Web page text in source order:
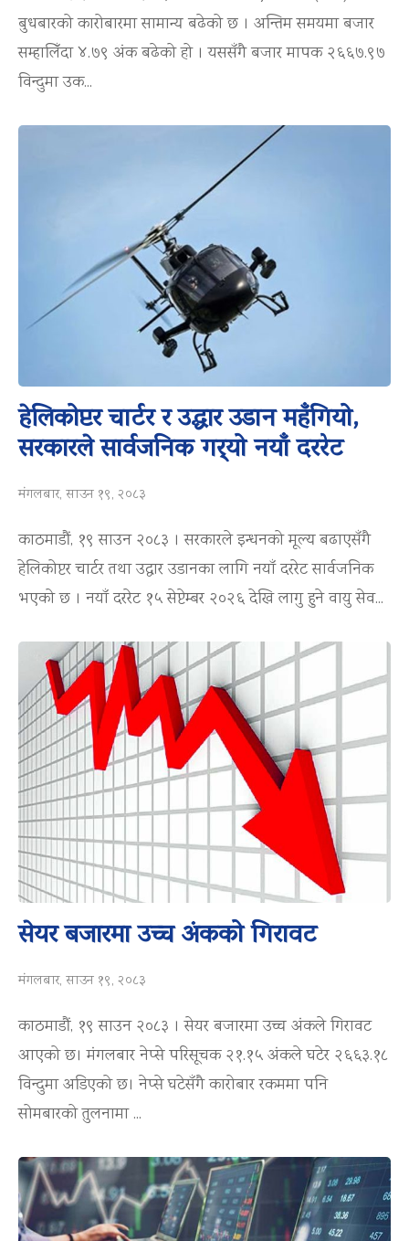
बुधबारको कारोबारमा सामान्य बढेको छ । अन्तिम समयमा बजार
सम्हालिँदा ४.७९ अंक बढेको हो । यससँगै बजार मापक २६६७.९७
विन्दुमा उक...
हेलिकोप्टर चार्टर र उद्धार उडान महँगियो,
सरकारले सार्वजनिक गर्‍यो नयाँ दररेट
मंगलबार, साउन १९, २०८३
काठमाडौं, १९ साउन २०८३ । सरकारले इन्धनको मूल्य बढाएसँगै
हेलिकोप्टर चार्टर तथा उद्धार उडानका लागि नयाँ दररेट सार्वजनिक
भएको छ । नयाँ दररेट १५ सेप्टेम्बर २०२६ देखि लागु हुने वायु सेव...
सेयर बजारमा उच्च अंकको गिरावट
मंगलबार, साउन १९, २०८३
काठमाडौं, १९ साउन २०८३ । सेयर बजारमा उच्च अंकले गिरावट
आएको छ। मंगलबार नेप्से परिसूचक २१.१५ अंकले घटेर २६६३.१८
विन्दुमा अडिएको छ। नेप्से घटेसँगै कारोबार रकममा पनि
सोमबारको तुलनामा ...